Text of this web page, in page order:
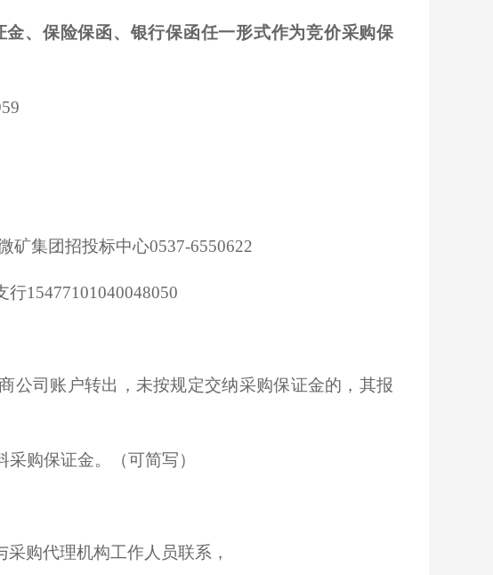
金、保险保函、银行保函任一形式作为竞价采购保
矿集团招投标中心0537-6550622
15477101040048050
公司账户转出，未按规定交纳采购保证金的，其报
购保证金。（可简写）
购代理机构工作人员联系，